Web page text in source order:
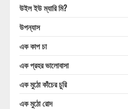
উইল ইউ ম্যারি মি?
উপন্যাস
এক কাপ চা
এক প্রহর ভালোবাসা
এক মুঠো কাঁচের চুরি
এক মুঠো রোদ